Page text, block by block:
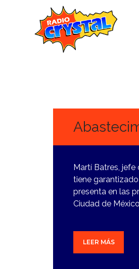
Martí Batres,
tiene
presenta en las
Ciudad de
LEER MÁS